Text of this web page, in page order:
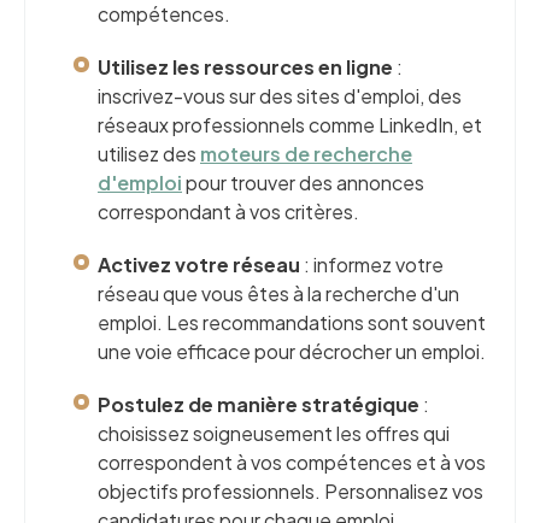
compétences.
Utilisez les ressources en ligne :
inscrivez-vous sur des sites d'emploi, des
réseaux professionnels comme LinkedIn, et
utilisez des moteurs de recherche
d'emploipour trouver des annonces
correspondant à vos critères.
Activez votre réseau : informez votre
réseau que vous êtes à la recherche d'un
emploi. Les recommandations sont souvent
une voie efficace pour décrocher un emploi.
Postulez de manière stratégique :
choisissez soigneusement les offres qui
correspondent à vos compétences et à vos
objectifs professionnels. Personnalisez vos